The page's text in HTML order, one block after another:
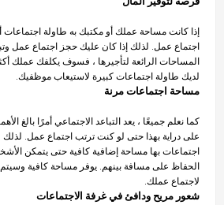
إذا كانت مساحة عملك أو مكتبك به طاولة اجتماعات
اجتماع عمل. لذلك إذا كان عليك حجز اجتماع عمل
المساحات الرائعة لتأجيرها ، فسوف يكلفك عملك
لديك طاولة اجتماعات كبيرة لاستيعاب موظفيك.
مساحة اجتماعات مرنة
كما نعلم جميعًا ، يعد التباعد الاجتماعي أمرًا بالغ
على دراية بهذا حتى لو كنت ترتب اجتماع عمل.
اجتماعات بها مساحة إضافية كافية حتى يتمكن
الحفاظ على مسافة بينهم. يوفر مساحة كافية وسيتم
لاجتماع عملك.
شعور مريح ودافئ في غرفة الاجتماعات